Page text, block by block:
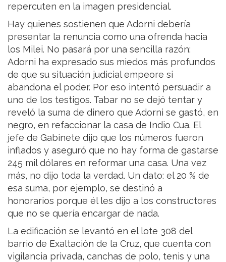
repercuten en la imagen presidencial.
Hay quienes sostienen que Adorni debería
presentar la renuncia como una ofrenda hacia
los Milei. No pasará por una sencilla razón:
Adorni ha expresado sus miedos más profundos
de que su situación judicial empeore si
abandona el poder. Por eso intentó persuadir a
uno de los testigos. Tabar no se dejó tentar y
reveló la suma de dinero que Adorni se gastó, en
negro, en refaccionar la casa de Indio Cua. El
jefe de Gabinete dijo que los números fueron
inflados y aseguró que no hay forma de gastarse
245 mil dólares en reformar una casa. Una vez
más, no dijo toda la verdad. Un dato: el 20 % de
esa suma, por ejemplo, se destinó a
honorarios porque él les dijo a los constructores
que no se quería encargar de nada.
La edificación se levantó en el lote 308 del
barrio de Exaltación de la Cruz, que cuenta con
vigilancia privada, canchas de polo, tenis y una